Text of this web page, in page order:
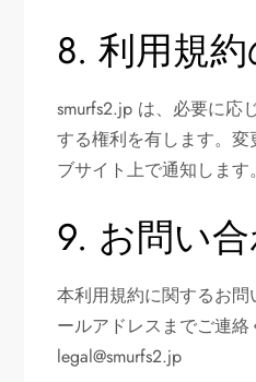
8. 利用規
smurfs2.jp は、必要に応
する権利を有します。
ブサイト上で通知します。
9. お問い
本利用規約に関するお
ールアドレスまでご連絡
legal@smurfs2.jp